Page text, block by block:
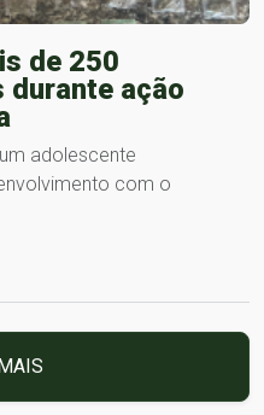
de 250
durante ação
adolescente
com o